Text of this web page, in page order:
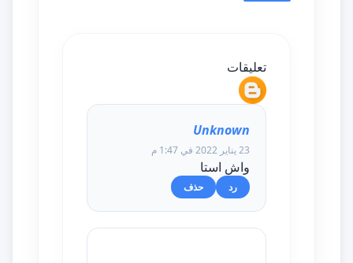
تعليقات
Unknown
23 يناير 2022 في 1:47 م
واش استا
رد حذف